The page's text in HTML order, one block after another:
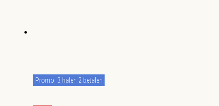
Promo: 3 halen 2 betalen